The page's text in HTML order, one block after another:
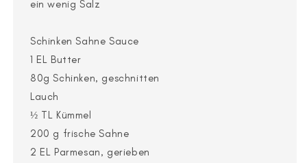
ein wenig Salz
Schinken Sahne Sauce
1 EL Butter
80g Schinken, geschnitten
Lauch
½ TL Kümmel
200 g frische Sahne
2 EL Parmesan, gerieben